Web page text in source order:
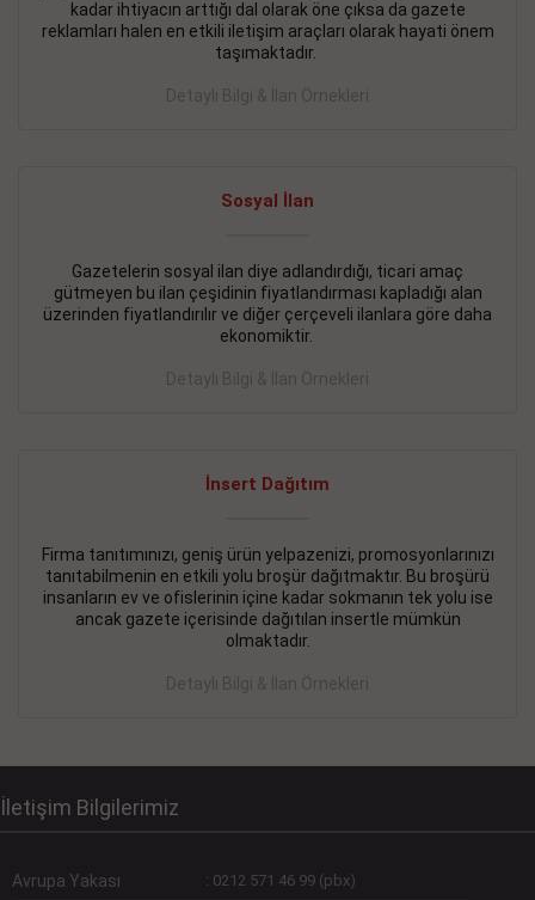
kadar ihtiyacın arttığı dal olarak öne çıksa da gazete
reklamları halen en etkili iletişim araçları olarak hayati önem
taşımaktadır.
Detaylı Bilgi & İlan Örnekleri
Sosyal İlan
Gazetelerin sosyal ilan diye adlandırdığı, ticari amaç
gütmeyen bu ilan çeşidinin fiyatlandırması kapladığı alan
üzerinden fiyatlandırılır ve diğer çerçeveli ilanlara göre daha
ekonomiktir.
Detaylı Bilgi & İlan Örnekleri
İnsert Dağıtım
Firma tanıtımınızı, geniş ürün yelpazenizi, promosyonlarınızı
tanıtabilmenin en etkili yolu broşür dağıtmaktır. Bu broşürü
insanların ev ve ofislerinin içine kadar sokmanın tek yolu ise
ancak gazete içerisinde dağıtılan insertle mümkün
olmaktadır.
Detaylı Bilgi & İlan Örnekleri
İletişim Bilgilerimiz
Avrupa Yakası : 0212 571 46 99 (pbx)
KARTALTEPEde kelepir 2+ 1 satılık daire
İŞYERİ KİRALIK İlanı - 11.09.2018
BEYLİKDÜZÜ Kavaklıda 4 katlı bina
DEVREMÜLK KİRALIK İlanı- 11.09.2018
SİNYE Tekstile Şoförlüğü olan 35 yaşını aşmamış, Depo
elemanı alınacaktır. Osmanbey, Şişli
Devamını Gör